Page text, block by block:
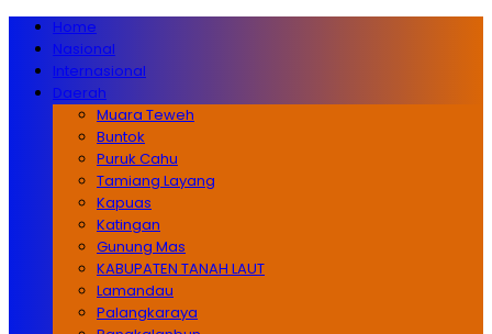
Home
Nasional
Internasional
Daerah
Muara Teweh
Buntok
Puruk Cahu
Tamiang Layang
Kapuas
Katingan
Gunung Mas
KABUPATEN TANAH LAUT
Lamandau
Palangkaraya